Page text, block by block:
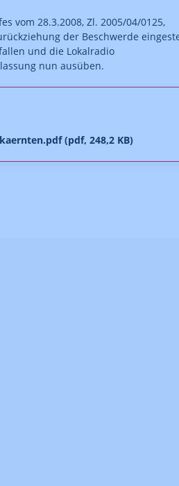
vom 28.3.2008, Zl. 2005/04/0125,
der Beschwerde
und die Lokalradio
nun ausüben.
(pdf, 248,2 KB)